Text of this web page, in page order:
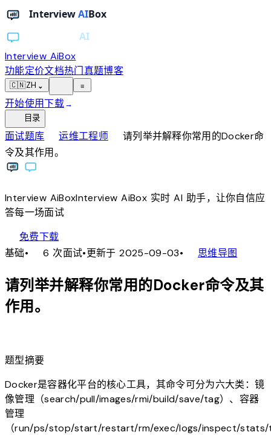
Interview AiBox
功能定价文档热门真题博客
🇨🇳ZH ⌄ ≡
开始使用下载→
目录
面试题库chevron_right运维工程师chevron_right
请列举并解释你常用的Docker命
令及其作用。
Interview AiBoxInterviewAiBox实时 AI 助手，让你自信应
答每一场面试
免费下载
基础• 6 次面试•更新于 2025-09-03• 思维导图
请列举并解释你常用的Docker命令及其
作用。
题型摘要
Docker是容器化平台的核心工具，其命令可分为六大类：镜
像管理（search/pull/images/rmi/build/save/tag）、容器
管理
（run/ps/stop/start/restart/rm/exec/logs/inspect/